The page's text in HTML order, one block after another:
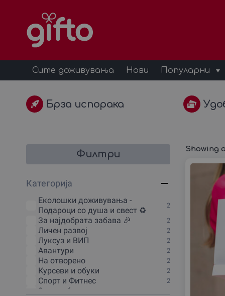
Сите доживувања Нови Популарни
Брза испорака
Филтри
Категорија
Еколошки доживувања -
Подароци со душа и свест ♻️
2
За наjдобрата забава 🎉 2
Личен развој 2
Луксуз и ВИП 2
Авантури 2
На отворено 2
Курсеви и обуки 2
Спорт и Фитнес 2
За тим билдинг
Showing